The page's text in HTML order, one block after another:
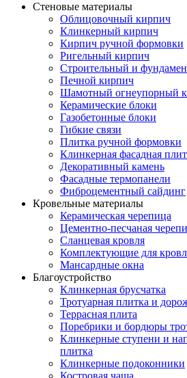
Стеновые материалы
Облицовочный кирпич
Клинкерный кирпич
Кирпич ручной формовки
Ригельный кирпич
Строительный и
Печной кирпич
Шамотный огнеупорный
Керамические блоки
Газобетонные блоки
Гибкие связи
Плитка ручной формовки
Клинкерная фасадная
Декоративный камень
Фасадные термопанели
Фиброцементный сайдинг
Кровельные материалы
Керамическая черепица
Цементно-песчаная
Сланцевая кровля
Комплектующие для
Мансардные окна
Благоустройство
Клинкерная брусчатка
Тротуарная плитка и
Террасная плита
Поребрики и бордюры
Клинкерные ступени и
плитка
Клинкерные подоконники
Костровая чаша